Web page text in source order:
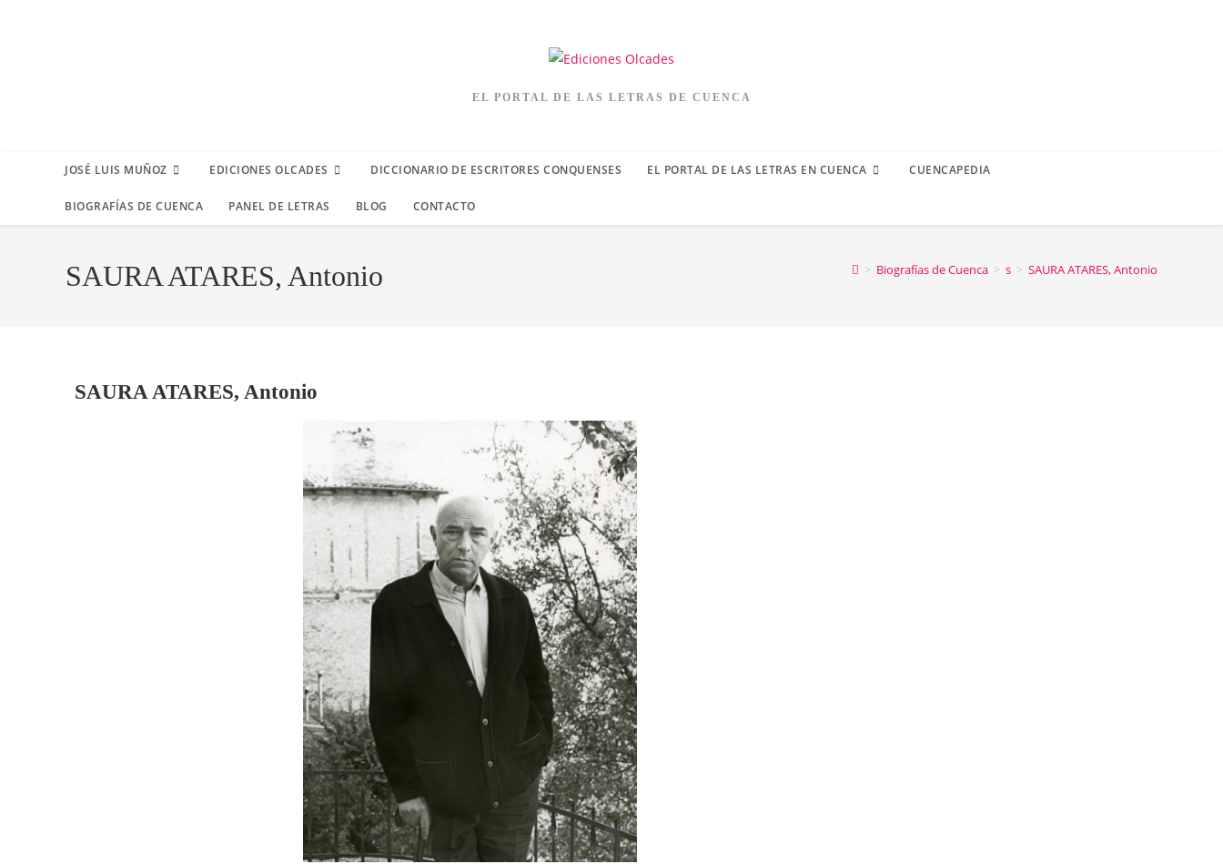
EL PORTAL DE LAS LETRAS DE CUENCA
JOSÉ LUIS MUÑOZ EDICIONES OLCADES DICCIONARIO DE ESCRITORES CONQUENSES EL PORTAL DE LAS LETRAS EN CUENCA CUENCAPEDIA
BIOGRAFÍAS DE CUENCA PANEL DE LETRAS BLOG CONTACTO
SAURA ATARES, Antonio > Biografías de Cuenca > s > SAURA ATARES, Antonio
SAURA ATARES, Antonio